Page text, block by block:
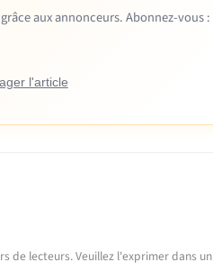
aux annonceurs. Abonnez-
l'article
de lecteurs. Veuillez l'exprimer dans